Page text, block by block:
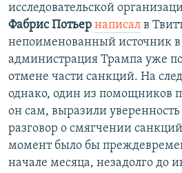
исследовательской
Фабрис Потьер написал в
непоименованный источник
администрация Трампа уже
отмене части санкций. На
однако, один из помощников
он сам, выразили уверенность
разговор о смягчении
момент было бы
начале месяца, незадолго до